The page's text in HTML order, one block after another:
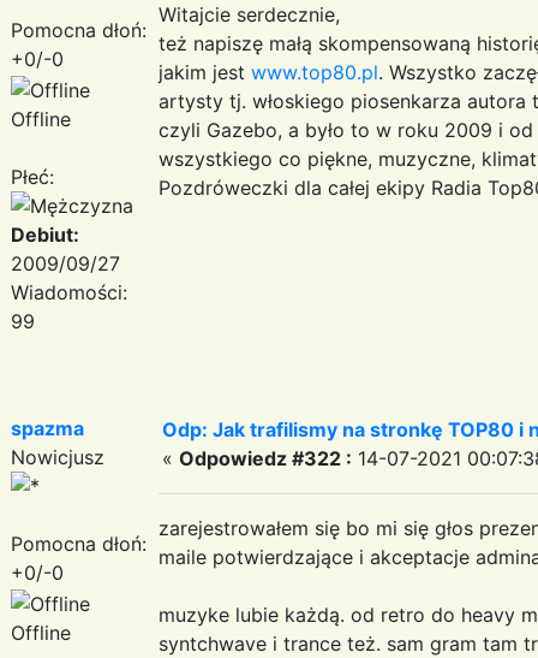
Pomocna dłoń:
+0/-0
Offline
Płeć:
Debiut:
2009/09/27
Wiadomości:
99
Witajcie serdecznie,
też napiszę małą skompensowaną
jakim jest www.top80.pl. Wszystko
artysty tj. włoskiego piosenkarza
czyli Gazebo, a było to w roku 2009 i
wszystkiego co piękne, muzyczne,
Pozdróweczki dla całej ekipy Radia
spazma
Nowicjusz
Pomocna dłoń:
+0/-0
Offline
Odp: Jak trafilismy na stronkę TOP80 i
« Odpowiedz #322 : 14-07-2021
zarejestrowałem się bo mi się głos
maile potwierdzające i akceptacje
muzyke lubie każdą. od retro do heavy
syntchwave i trance też. sam gram tam